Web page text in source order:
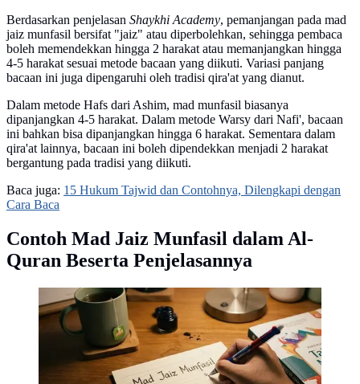
Berdasarkan penjelasan Shaykhi Academy, pemanjangan pada mad
jaiz munfasil bersifat "jaiz" atau diperbolehkan, sehingga pembaca
boleh memendekkan hingga 2 harakat atau memanjangkan hingga
4-5 harakat sesuai metode bacaan yang diikuti. Variasi panjang
bacaan ini juga dipengaruhi oleh tradisi qira'at yang dianut.
Dalam metode Hafs dari Ashim, mad munfasil biasanya
dipanjangkan 4-5 harakat. Dalam metode Warsy dari Nafi', bacaan
ini bahkan bisa dipanjangkan hingga 6 harakat. Sementara dalam
qira'at lainnya, bacaan ini boleh dipendekkan menjadi 2 harakat
bergantung pada tradisi yang diikuti.
Baca juga: 15 Hukum Tajwid dan Contohnya, Dilengkapi dengan
Cara Baca
Contoh Mad Jaiz Munfasil dalam Al-
Quran Beserta Penjelasannya